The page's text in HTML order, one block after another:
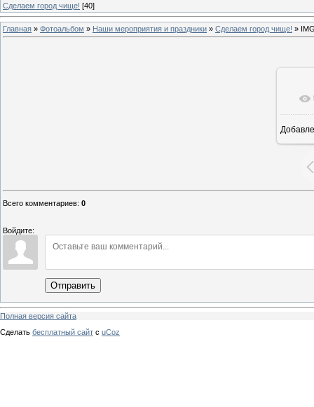
Сделаем город чище! [40]
Главная » Фотоальбом » Наши мероприятия и праздники » Сделаем город чище! »
Всего комментариев: 0
Войдите:
Отправить
Полная версия сайта
Сделать бесплатный сайт с uCoz